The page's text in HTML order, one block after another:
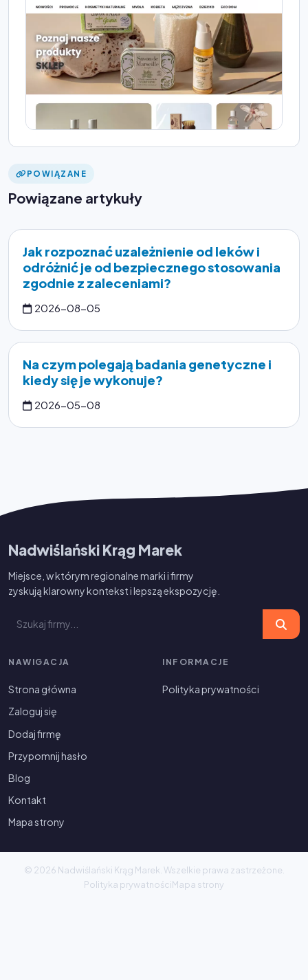
POWIĄZANE
Powiązane artykuły
Jak rozpoznać uzależnienie od leków i
odróżnić je od bezpiecznego stosowania
zgodnie z zaleceniami?
2026-08-05
Na czym polegają badania genetyczne i
kiedy się je wykonuje?
2026-05-08
Nadwiślański Krąg Marek
Miejsce, w którym regionalne marki i firmy
zyskują klarowny kontekst i lepszą ekspozycję.
NAWIGACJA
Strona główna
Zaloguj się
Dodaj firmę
Przypomnij hasło
Blog
Kontakt
Mapa strony
INFORMACJE
Polityka prywatności
© 2026 Nadwiślański Krąg Marek. Wszelkie prawa zastrzeżone.
Polityka prywatnościMapa strony